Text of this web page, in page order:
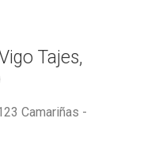
Tajes,
Camariñas -